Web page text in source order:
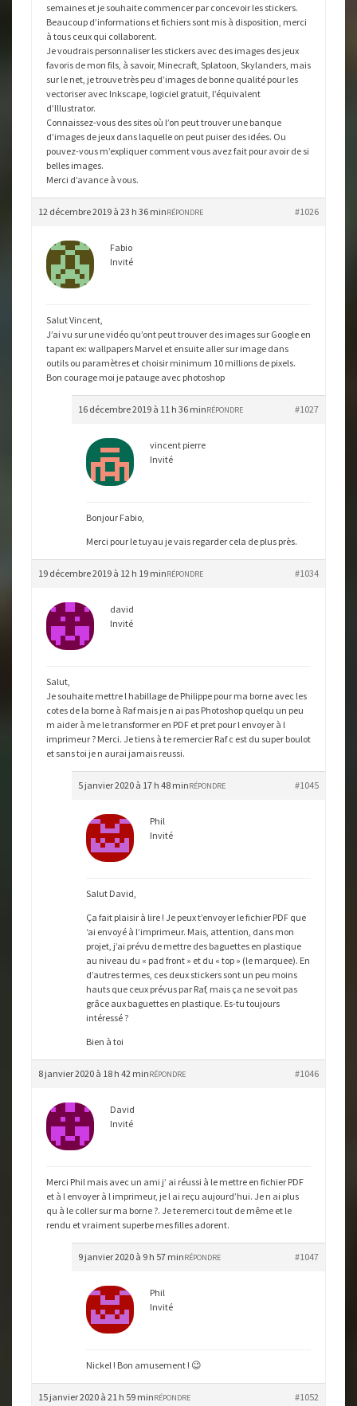
semaines et je souhaite commencer par concevoir les stickers.
Beaucoup d’informations et fichiers sont mis à disposition, merci
à tous ceux qui collaborent.
Je voudrais personnaliser les stickers avec des images des jeux
favoris de mon fils, à savoir, Minecraft, Splatoon, Skylanders, mais
sur le net, je trouve très peu d’images de bonne qualité pour les
vectoriser avec Inkscape, logiciel gratuit, l’équivalent
d’Illustrator.
Connaissez-vous des sites où l’on peut trouver une banque
d’images de jeux dans laquelle on peut puiser des idées. Ou
pouvez-vous m’expliquer comment vous avez fait pour avoir de si
belles images.
Merci d’avance à vous.
12 décembre 2019 à 23 h 36 min #1026
RÉPONDRE
Fabio
Invité
Salut Vincent,
J’ai vu sur une vidéo qu’ont peut trouver des images sur Google en
tapant ex: wallpapers Marvel et ensuite aller sur image dans
outils ou paramètres et choisir minimum 10 millions de pixels.
Bon courage moi je patauge avec photoshop
16 décembre 2019 à 11 h 36 min #1027
RÉPONDRE
vincent pierre
Invité
Bonjour Fabio,
Merci pour le tuyau je vais regarder cela de plus près.
19 décembre 2019 à 12 h 19 min #1034
RÉPONDRE
david
Invité
Salut,
Je souhaite mettre l habillage de Philippe pour ma borne avec les
cotes de la borne à Raf mais je n ai pas Photoshop quelqu un peu
m aider à me le transformer en PDF et pret pour l envoyer à l
imprimeur ? Merci. Je tiens à te remercier Raf c est du super boulot
et sans toi je n aurai jamais reussi.
5 janvier 2020 à 17 h 48 min #1045
RÉPONDRE
Phil
Invité
Salut David,
Ça fait plaisir à lire ! Je peux t’envoyer le fichier PDF que
‘ai envoyé à l’imprimeur. Mais, attention, dans mon
projet, j’ai prévu de mettre des baguettes en plastique
au niveau du « pad front » et du « top » (le marquee). En
d’autres termes, ces deux stickers sont un peu moins
hauts que ceux prévus par Raf, mais ça ne se voit pas
grâce aux baguettes en plastique. Es-tu toujours
intéressé ?
Bien à toi
8 janvier 2020 à 18 h 42 min #1046
RÉPONDRE
David
Invité
Merci Phil mais avec un ami j’ ai réussi à le mettre en fichier PDF
et à l envoyer à l imprimeur, je l ai reçu aujourd’hui. Je n ai plus
qu à le coller sur ma borne ?. Je te remerci tout de même et le
rendu et vraiment superbe mes filles adorent.
9 janvier 2020 à 9 h 57 min #1047
RÉPONDRE
Phil
Invité
Nickel ! Bon amusement ! 😉
15 janvier 2020 à 21 h 59 min #1052
RÉPONDRE